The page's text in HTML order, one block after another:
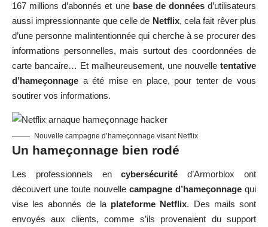
167 millions d’abonnés et une base de donnéesd’utilisateurs
aussi impressionnante que celle de Netflix, cela fait rêver plus
d’une personne malintentionnée qui cherche à se procurer des
informations personnelles, mais surtout des coordonnées de
carte bancaire… Et malheureusement, une nouvelle tentative
d’hameçonnage a été mise en place, pour tenter de vous
soutirer vos informations.
Nouvelle campagne d’hameçonnage visant Netflix
Un hameçonnage bien rodé
Les professionnels encybersécurité d’Armorblox ont
découvert une toute nouvelle campagne d’hameçonnagequi
vise les abonnés de la plateforme Netflix. Des mails sont
envoyés aux clients, comme s’ils provenaient du support